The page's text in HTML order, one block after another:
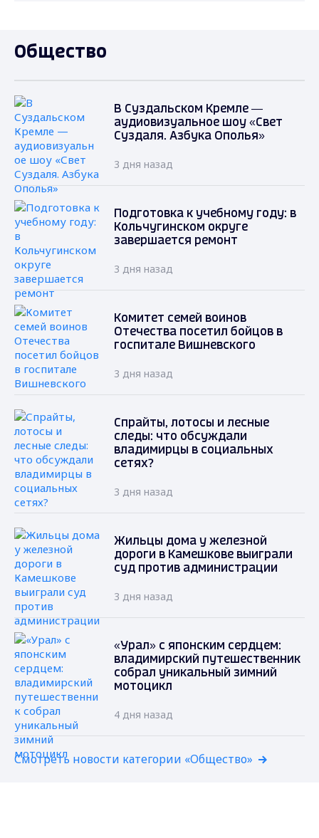
Общество
В Суздальском Кремле —
аудиовизуальное шоу «Свет
Суздаля. Азбука Ополья»
3 дня назад
Подготовка к учебному году: в
Кольчугинском округе
завершается ремонт
3 дня назад
Комитет семей воинов
Отечества посетил бойцов в
госпитале Вишневского
3 дня назад
Спрайты, лотосы и лесные
следы: что обсуждали
владимирцы в социальных
сетях?
3 дня назад
Жильцы дома у железной
дороги в Камешкове выиграли
суд против администрации
3 дня назад
«Урал» с японским сердцем:
владимирский путешественник
собрал уникальный зимний
мотоцикл
4 дня назад
Смотреть новости категории «Общество»